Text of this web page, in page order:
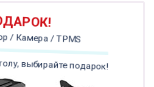
/ Камера / TPMS
выбирайте подарок!